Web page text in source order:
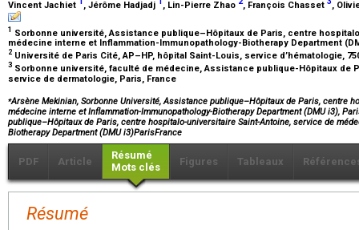
Vincent Jachiet
, Jérôme Hadjadj , Lin-Pierre Zhao , François Chasset ,
1 Sorbonne université, Assistance publique–Hôpitaux de Paris, centre
médecine interne et Inflammation-Immunopathology-Biotherapy Department
2 Université de Paris Cité, AP–HP, hôpital Saint-Louis, service d’hématologie,
3 Sorbonne université, faculté de médecine, Assistance publique-Hôpitaux de
service de dermatologie, Paris, France
⁎Arsène Mekinian, Sorbonne Université, Assistance publique–Hôpitaux de Paris, centre
médecine interne et Inflammation-Immunopathology-Biotherapy Department (DMU i3),
publique–Hôpitaux de Paris, centre hospitalo-universitaire Saint-Antoine, service de
Biotherapy Department (DMU i3)ParisFrance
PDF Article
Résumé
Mots clés
Figures Tableaux
Résumé